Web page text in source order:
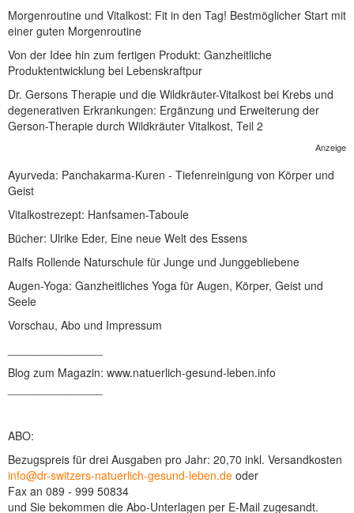
Morgenroutine und Vitalkost: Fit in den Tag! Bestmöglicher Start mit
einer guten Morgenroutine
Von der Idee hin zum fertigen Produkt: Ganzheitliche
Produktentwicklung bei Lebenskraftpur
Dr. Gersons Therapie und die Wildkräuter-Vitalkost bei Krebs und
degenerativen Erkrankungen: Ergänzung und Erweiterung der
Gerson-Therapie durch Wildkräuter Vitalkost, Teil 2
Anzeige
Ayurveda: Panchakarma-Kuren - Tiefenreinigung von Körper und
Geist
Vitalkostrezept: Hanfsamen-Taboule
Bücher: Ulrike Eder, Eine neue Welt des Essens
Ralfs Rollende Naturschule für Junge und Junggebliebene
Augen-Yoga: Ganzheitliches Yoga für Augen, Körper, Geist und
Seele
Vorschau, Abo und Impressum
Blog zum Magazin: www.natuerlich-gesund-leben.info
ABO:
Bezugspreis für drei Ausgaben pro Jahr: 20,70 inkl. Versandkosten
info@dr-switzers-natuerlich-gesund-leben.de oder
Fax an 089 - 999 50834
und Sie bekommen die Abo-Unterlagen per E-Mail zugesandt.